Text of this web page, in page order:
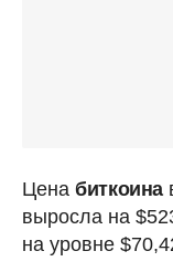
Цена биткоина
выросла на
на уровне